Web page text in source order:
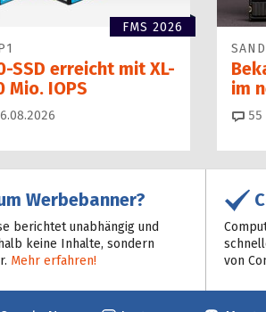
FMS 2026
SSD erreicht mit XL-
Mio. IOPS
im
55
Werbebanner?
berichtet unabhängig und
keine Inhalte, sondern
Mehr erfahren!
von